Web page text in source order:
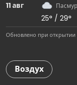
11 авг
25° / 29°
Обновлено при открытии
Воздух